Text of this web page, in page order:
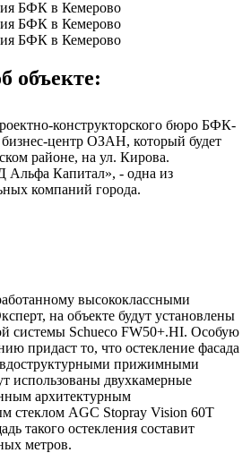
объекте:
конструкторского бюро БФК-
центр ОЗАН, который будет
районе, на ул. Кирова.
Капитал», - одна из
компаний города.
высококлассными
на объекте будут установлены
системы Schueco FW50+.HI. Особую
придаст то, что остекление фасада
прижимными
использованы двухкамерные
архитектурным
стеклом AGC Stopray Vision 60T
такого остекления составит
метров.